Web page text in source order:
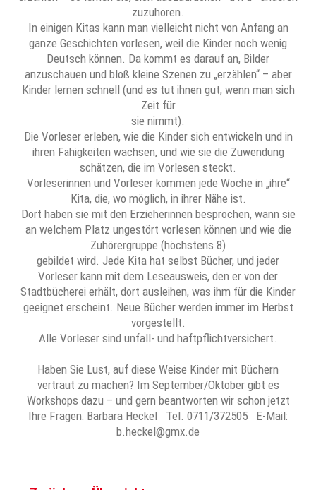
zuzuhören.
In einigen Kitas kann man vielleicht nicht von Anfang an
ganze Geschichten vorlesen, weil die Kinder noch wenig
Deutsch können. Da kommt es darauf an, Bilder
anzuschauen und bloß kleine Szenen zu „erzählen“ – aber
Kinder lernen schnell (und es tut ihnen gut, wenn man sich
Zeit für
sie nimmt).
Die Vorleser erleben, wie die Kinder sich entwickeln und in
ihren Fähigkeiten wachsen, und wie sie die Zuwendung
schätzen, die im Vorlesen steckt.
Vorleserinnen und Vorleser kommen jede Woche in „ihre“
Kita, die, wo möglich, in ihrer Nähe ist.
Dort haben sie mit den Erzieherinnen besprochen, wann sie
an welchem Platz ungestört vorlesen können und wie die
Zuhörergruppe (höchstens 8)
gebildet wird. Jede Kita hat selbst Bücher, und jeder
Vorleser kann mit dem Leseausweis, den er von der
Stadtbücherei erhält, dort ausleihen, was ihm für die Kinder
geeignet erscheint. Neue Bücher werden immer im Herbst
vorgestellt.
Alle Vorleser sind unfall- und haftpflichtversichert.
Haben Sie Lust, auf diese Weise Kinder mit Büchern
vertraut zu machen? Im September/Oktober gibt es
Workshops dazu – und gern beantworten wir schon jetzt
Ihre Fragen: Barbara Heckel Tel. 0711/372505 E-Mail:
b.heckel@gmx.de